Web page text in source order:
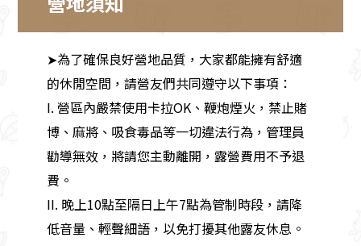
➤為了確保良好營地品質，大家都能擁有舒適
的休閒空間，請營友們共同遵守以下事項：
I. 營區內嚴禁使用卡拉OK、鞭炮煙火，禁止賭
博、麻將、吸食毒品等一切違法行為，管理員
勸導無效，將請您主動離開，露營費用不予退
費。
II. 晚上10點至隔日上午7點為管制時段，請降
低音量、輕聲細語，以免打擾其他露友休息。